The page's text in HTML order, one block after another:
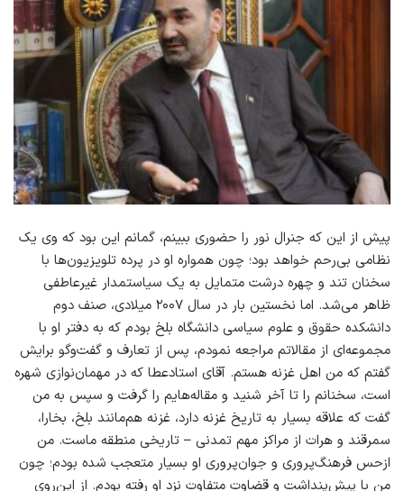
پیش از این‌ که جنرال نور را حضوری ببینم، گمانم این بود که وی یک
نظامی بی‌رحم خواهد بود؛ چون همواره او در پرده‌ تلویزیون‌ها با
سخنان تند و چهره درشت متمایل به یک سیاستمدار غیرعاطفی
ظاهر می‌شد. اما نخستین بار در سال‌ ۲۰۰۷ میلادی، صنف دوم
دانشکده حقوق و علوم سیاسی دانشگاه بلخ بودم که به دفتر او با
مجموعه‌ای از مقالاتم مراجعه نمودم، پس از تعارف و گفت‌وگو برایش
گفتم که من اهل غزنه هستم. آقای استادعطا که در مهمان‌نوازی شهره
است، سخنانم را تا آخر شنید و مقاله‌هایم را گرفت و سپس به من
گفت که علاقه‌ بسیار به تاریخ غزنه دارد، غزنه هم‌مانند بلخ، بخارا،
سمرقند و هرات از مراکز مهم تمدنی – تاریخی منطقه‌ ماست. من
ازحس فرهنگ‌پروری و جوان‌پروری او بسیار متعجب شده بودم؛ چون
من با پیش‌پنداشت و قضاوت متفاوت نزد او رفته بودم. از‌ این‌روی